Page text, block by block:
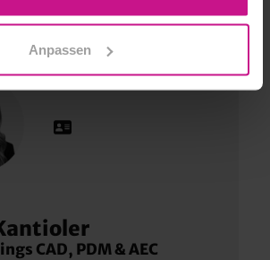
Anpassen
SIE DA
CAD, PDM & AEC